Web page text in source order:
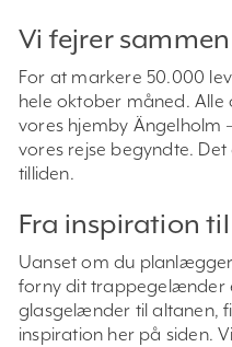
Vi fejrer sammen
For at markere 50.000
hele oktober måned.
vores hjemby Ängelholm
vores rejse begyndte.
tilliden.
Fra inspiration
Uanset om du
forny dit trappegelænder
glasgelænder til altanen,
inspiration her på siden.